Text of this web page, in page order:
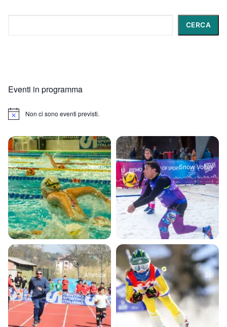
CERCA
Eventi in programma
Notice Non ci sono eventi previsti.
Nuoto Snow Volley
Atletica Sci